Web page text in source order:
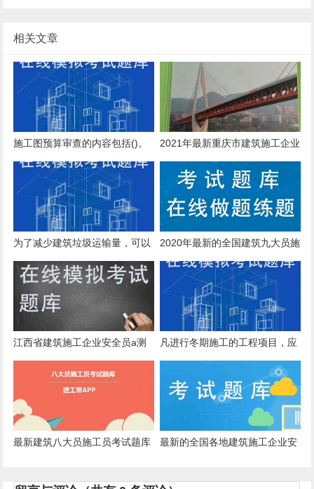
相关文章
施工图预算审查的内容包括()。
2021年最新重庆市建筑施工企业
安管人员安全生产考核知识培训
复习参考题
为了减少建筑垃圾运输量，可以
在施工现场将部分焚烧后再清
2020年最新的全国建筑九大员施
工员考核模拟题库和模拟考试系
统
江西省建筑施工企业安全员a测
凡进行冬期施工的工程项目，应
最新建筑八大员施工员考试题库
最新的全国各地建筑施工企业安